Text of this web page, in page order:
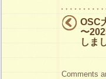
OSC
〜
しま
Comments